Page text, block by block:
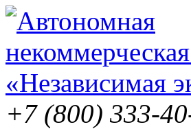
+7 (800) 333-